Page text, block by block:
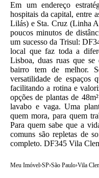
Em um endereço
hospitais da capital, entre
Lilás) e Sta. Cruz (Linha
poucos minutos de
um sucesso da Trisul:
local que faz toda a
Lisboa, duas ruas que se
bairro tem de melhor.
versatilidade de espaços
facilitando a rotina e
opções de plantas de
lavabo e vaga. Uma
quem mora, para quem
Para quem sabe que a
comuns são repletas de
completo. DF345 Vila
Meu Imóvel›SP›São Paulo›Vila